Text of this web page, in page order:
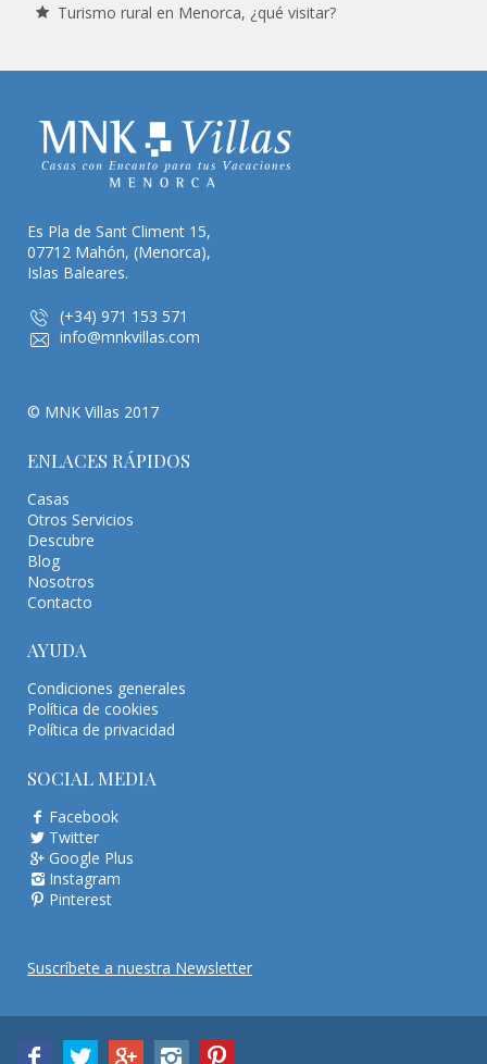
Turismo rural en Menorca, ¿qué visitar?
Es Pla de Sant Climent 15,
07712 Mahón, (Menorca),
Islas Baleares.
(+34) 971 153 571
info@mnkvillas.com
© MNK Villas 2017
ENLACES RÁPIDOS
Casas
Otros Servicios
Descubre
Blog
Nosotros
Contacto
AYUDA
Condiciones generales
Política de cookies
Política de privacidad
SOCIAL MEDIA
Facebook
Twitter
Google Plus
Instagram
Pinterest
Suscríbete a nuestra Newsletter